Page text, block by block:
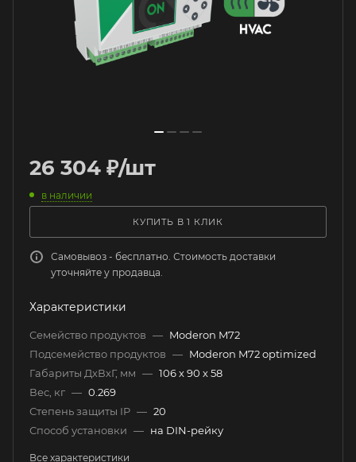
26 304 ₽/шт
в наличии
КУПИТЬ В 1 КЛИК
Самовывоз - бесплатно. Стоимость доставки
уточняйте у продавца.
Характеристики
Семейство продуктов — Moderon M72
Подсемейство продуктов — Moderon M72 optimized
Габариты ДхВхГ, мм — 106 х 90 х 58
Вес, кг — 0.269
Степень защиты IP — 20
Способ установки — на DIN-рейку
Все характеристики